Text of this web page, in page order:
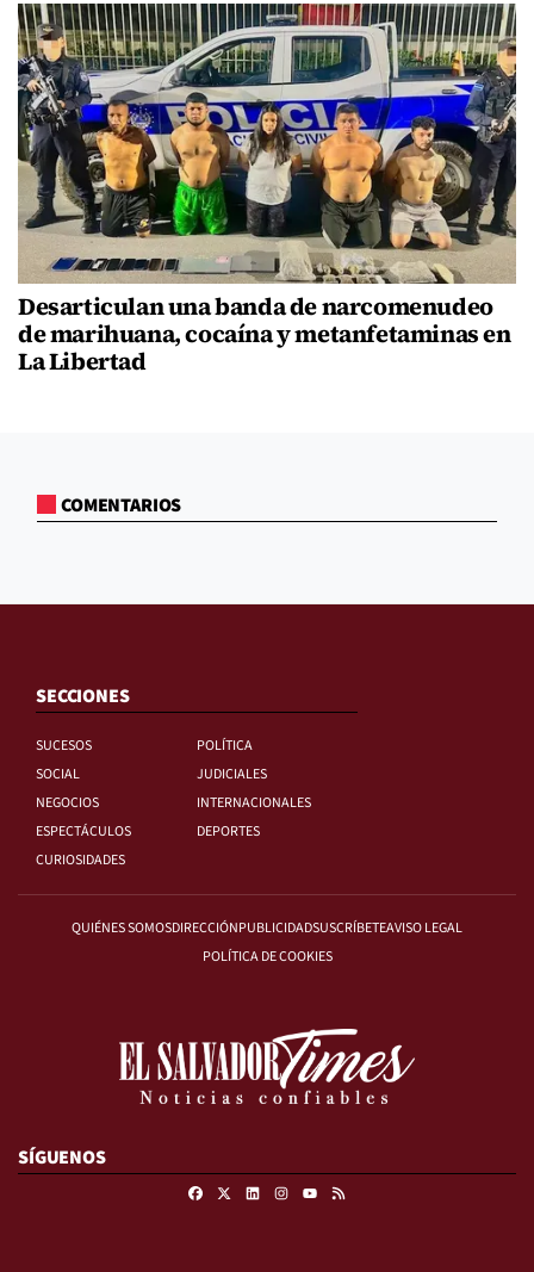
Desarticulan una banda de narcomenudeo
de marihuana, cocaína y metanfetaminas en
La Libertad
COMENTARIOS
SECCIONES
SUCESOS
POLÍTICA
SOCIAL
JUDICIALES
NEGOCIOS
INTERNACIONALES
ESPECTÁCULOS
DEPORTES
CURIOSIDADES
QUIÉNES SOMOSDIRECCIÓNPUBLICIDADSUSCRÍBETEAVISO LEGAL
POLÍTICA DE COOKIES
SÍGUENOS
FacebookLinkedinInstagram